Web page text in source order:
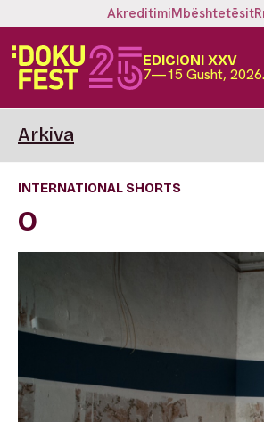
AkreditimiMbështetësit
EDICIONI XXV
7—15 Gusht, 2026.
Arkiva
INTERNATIONAL SHORTS
O